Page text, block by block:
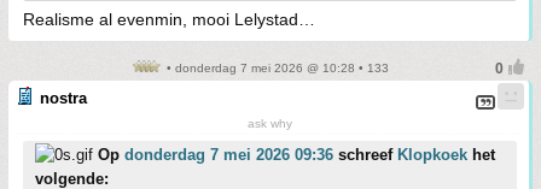
Realisme al evenmin, mooi Lelystad…
• donderdag 7 mei 2026 @ 10:28 • 133
nostra
ask why
Op donderdag 7 mei 2026 09:36 schreef Klopkoek het
volgende: